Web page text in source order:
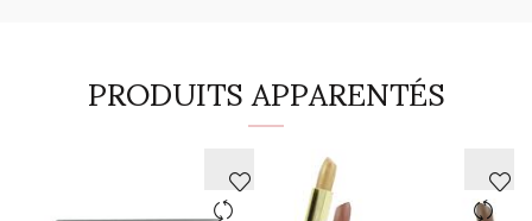
PRODUITS APPARENTÉS